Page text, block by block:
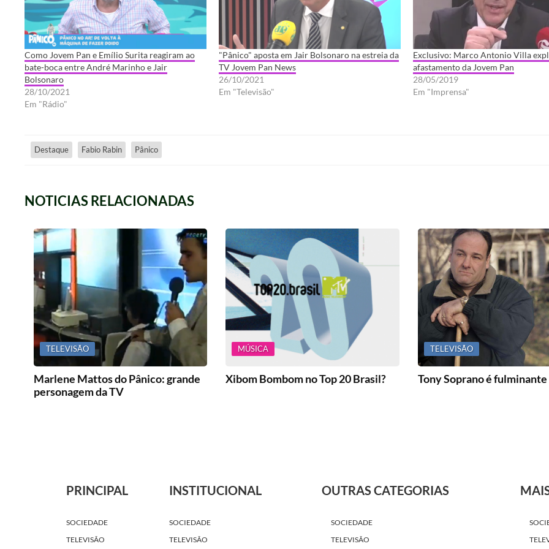
Como Jovem Pan e Emílio Surita reagiram ao
bate-boca entre André Marinho e Jair
Bolsonaro
28/10/2021
Em "Rádio"
"Pânico" aposta em Jair Bolsonaro na estreia da
TV Jovem Pan News
26/10/2021
Em "Televisão"
Exclusivo: Marco Antonio Villa
afastamento da Jovem Pan
28/05/2019
Em "Imprensa"
Destaque Fabio Rabin Pânico
NOTICIAS RELACIONADAS
TELEVISÃO
Marlene Mattos do Pânico: grande
personagem da TV
MÚSICA
Xibom Bombom no Top 20 Brasil?
TELEVISÃO
Tony Soprano é fulminante
PRINCIPAL
SOCIEDADE
TELEVISÃO
INSTITUCIONAL
SOCIEDADE
TELEVISÃO
OUTRAS CATEGORIAS
SOCIEDADE
TELEVISÃO